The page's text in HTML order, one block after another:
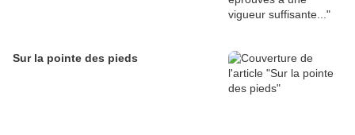
Sur la pointe des pieds